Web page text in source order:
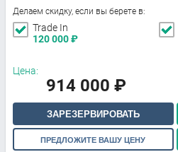
Делаем скидку, если вы берете в:
Trade In
120 000₽
Цена:
914 000 ₽
ЗАРЕЗЕРВИРОВАТЬ
ПРЕДЛОЖИТЕ ВАШУ ЦЕНУ